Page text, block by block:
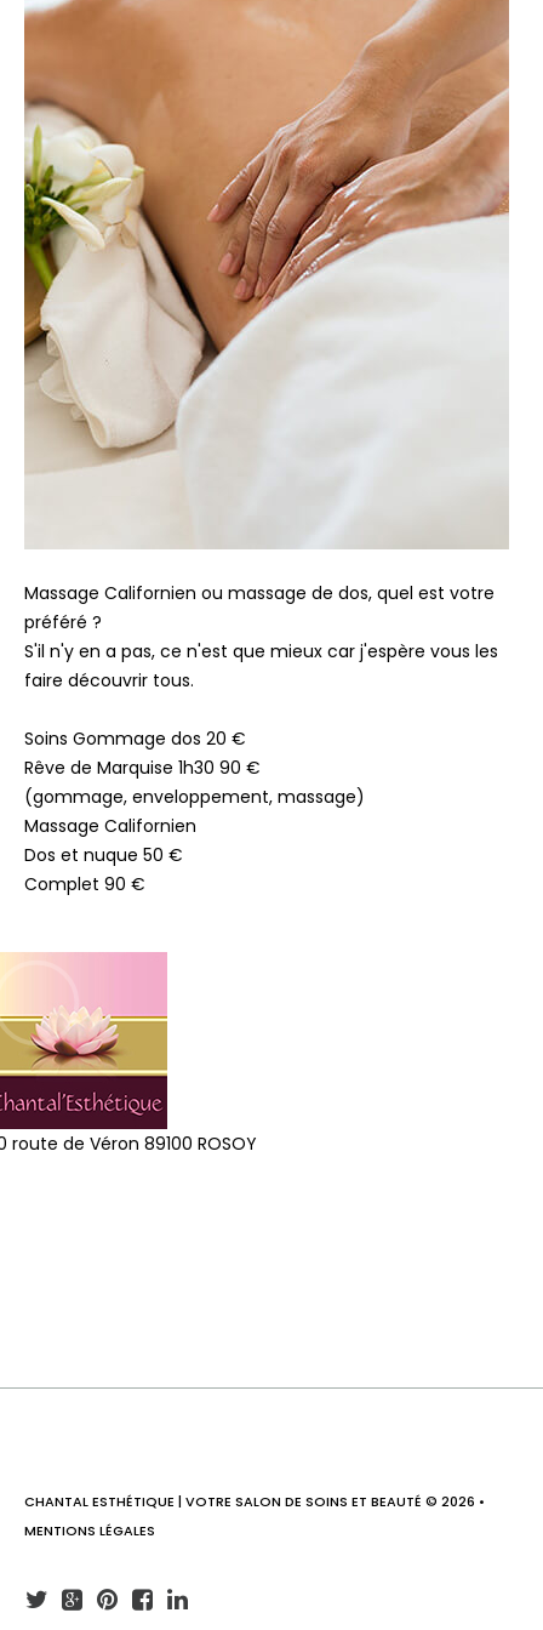
Contact
Massage Californien ou massage de dos, quel est votre
préféré ?
S'il n'y en a pas, ce n'est que mieux car j'espère vous les
faire découvrir tous.
Soins Gommage dos 20 €
Rêve de Marquise 1h30 90 €
(gommage, enveloppement, massage)
Massage Californien
Dos et nuque 50 €
Complet 90 €
route de Véron 89100 ROSOY
CHANTAL ESTHÉTIQUE | VOTRE SALON DE SOINS ET BEAUTÉ © 2026 •
MENTIONS LÉGALES